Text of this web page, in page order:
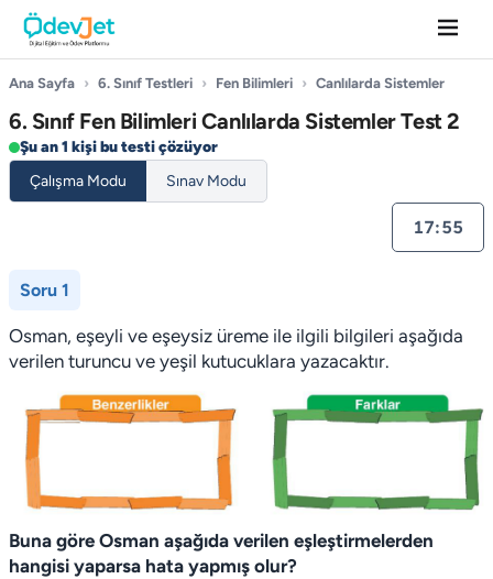
Ana Sayfa › 6. Sınıf Testleri › Fen Bilimleri › Canlılarda Sistemler
6. Sınıf Fen Bilimleri Canlılarda Sistemler Test 2
Şu an 1 kişi bu testi çözüyor
Çalışma Modu
Sınav Modu
17:55
Soru 1
Osman, eşeyli ve eşeysiz üreme ile ilgili bilgileri aşağıda
verilen turuncu ve yeşil kutucuklara yazacaktır.
Buna göre Osman aşağıda verilen eşleştirmelerden
hangisi yaparsa hata yapmış olur?